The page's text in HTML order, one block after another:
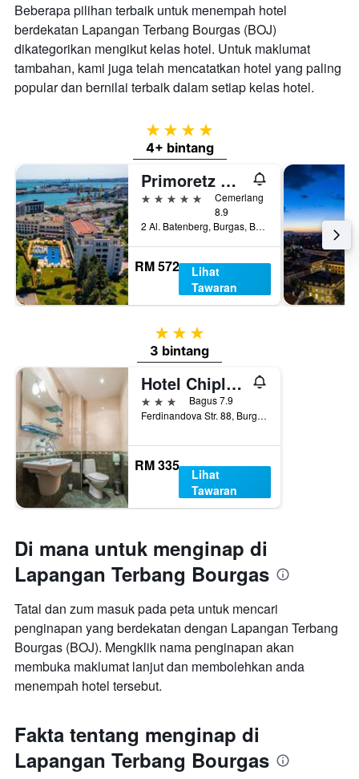
Beberapa pilihan terbaik untuk menempah hotel
berdekatan Lapangan Terbang Bourgas (BOJ)
dikategorikan mengikut kelas hotel. Untuk maklumat
tambahan, kami juga telah mencatatkan hotel yang paling
popular dan bernilai terbaik dalam setiap kelas hotel.
4 bintang
4+ bintang
Primoretz Grand Hotel & Spa
5 bintang
Cemerlang
8.9
2 Al. Batenberg, Burgas, Bulgaria
RM 572
Lihat
Tawaran
3 bintang
3 bintang
Hotel Chiplakoff
3 bintangBagus 7.9
Ferdinandova Str. 88, Burgas, Bulgaria
RM 335
Lihat
Tawaran
Di mana untuk menginap di
Lapangan Terbang Bourgas
Tatal dan zum masuk pada peta untuk mencari
penginapan yang berdekatan dengan Lapangan Terbang
Bourgas (BOJ). Mengklik nama penginapan akan
membuka maklumat lanjut dan membolehkan anda
menempah hotel tersebut.
Fakta tentang menginap di
Lapangan Terbang Bourgas